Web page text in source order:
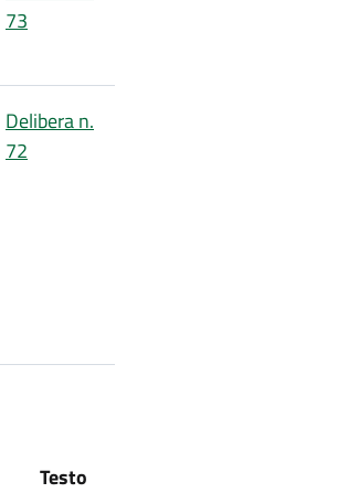
73
Delibera n.
72
Testo